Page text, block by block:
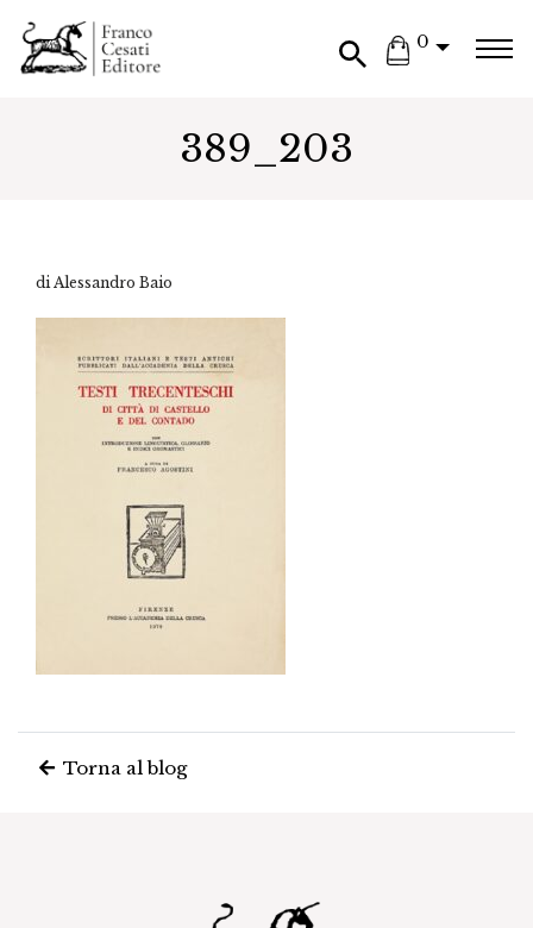
0
389_203
di Alessandro Baio
Torna al blog